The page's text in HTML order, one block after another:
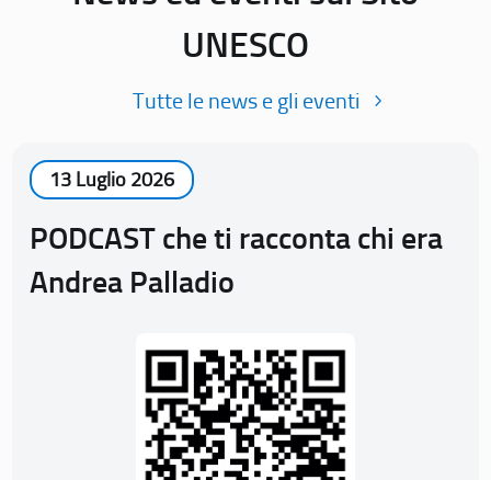
UNESCO
Tutte le news e gli eventi
13 Luglio 2026
PODCAST che ti racconta chi era
Andrea Palladio